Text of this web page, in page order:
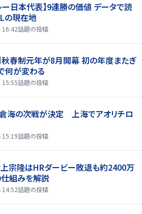
ー日本代表】9連勝の価値 データで読
の現在地
話題の投稿
秋春制元年が8月開幕 初の年度またぎ
何が変わる
話題の投稿
倉海の次戦が決定 上海でアオリチロ
話題の投稿
上宗隆はHRダービー敗退も約2400万
組みを解説
話題の投稿